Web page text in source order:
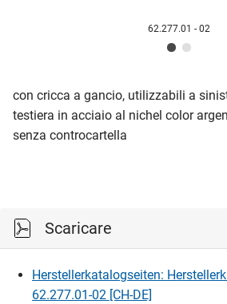
62.277.01 - 02
con cricca a gancio, utilizzabili a
testiera in acciaio al nichel color
senza controcartella
Scaricare
Herstellerkatalogseiten:
62.277.01-02 [CH-DE]